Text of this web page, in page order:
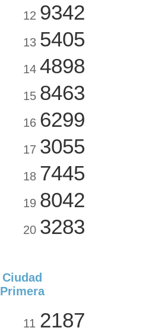
12 9342
13 5405
14 4898
15 8463
16 6299
17 3055
18 7445
19 8042
20 3283
Ciudad
Primera
11 2187